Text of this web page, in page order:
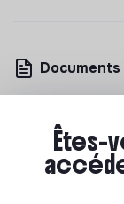
Documents
transparence
Êtes-